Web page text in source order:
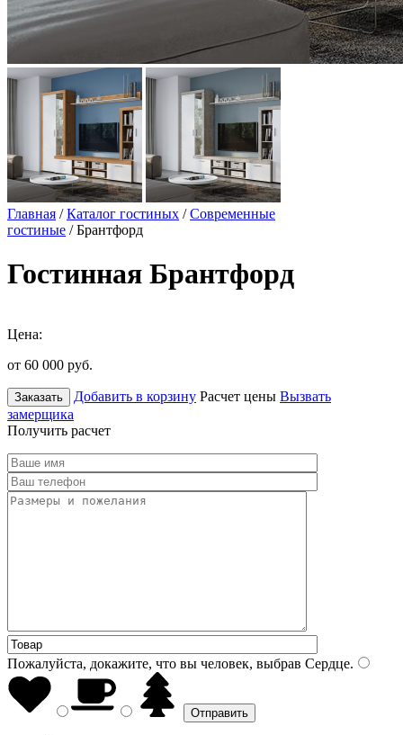
Главная /Каталог гостиных /Современные
гостиные / Брантфорд
Гостинная Брантфорд
Цена:
от 60 000 руб.
Заказать Добавить в корзину Расчет цены Вызвать
замерщика
Получить расчет
Пожалуйста, докажите, что вы человек, выбрав Сердце.